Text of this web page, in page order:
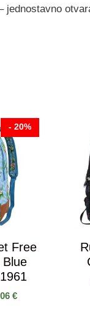
jednostavno
- 20%
Free
Blue
€